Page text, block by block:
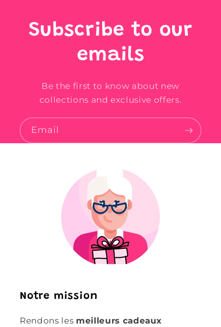
Subscribe to our
emails
Be the first to know about new
collections and exclusive offers.
Email
Notre mission
Rendons les meilleurs cadeaux